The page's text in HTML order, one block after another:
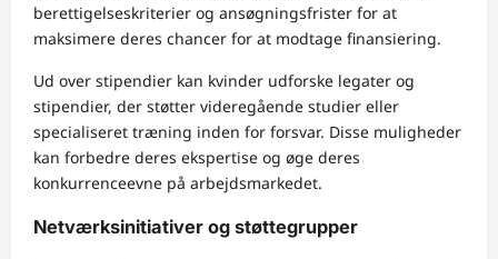
berettigelseskriterier og ansøgningsfrister for at
maksimere deres chancer for at modtage finansiering.
Ud over stipendier kan kvinder udforske legater og
stipendier, der støtter videregående studier eller
specialiseret træning inden for forsvar. Disse muligheder
kan forbedre deres ekspertise og øge deres
konkurrenceevne på arbejdsmarkedet.
Netværksinitiativer og støttegrupper